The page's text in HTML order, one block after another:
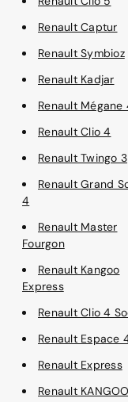
Renault Captur
Renault Symbioz
Renault Kadjar
Renault Mégane
Renault Clio 4
Renault Twingo 3
Renault Grand
4
Renault Master
Fourgon
Renault Kangoo
Express
Renault Clio 4
Renault Espace
Renault Express
Renault